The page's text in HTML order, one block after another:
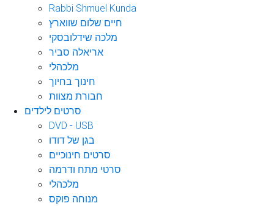
Rabbi Shmuel Kunda
חיים שלום שווארץ
מלכה שידלובסקי
אריאלה סביר
מלכהלי
חינוך בחיוך
חבורת מצוות
סרטים לילדים
DVD - USB
בגן של דודו
סרטים חינוכיים
סרטי מתח ודרמה
מלכהלי
מנוחה פוקס